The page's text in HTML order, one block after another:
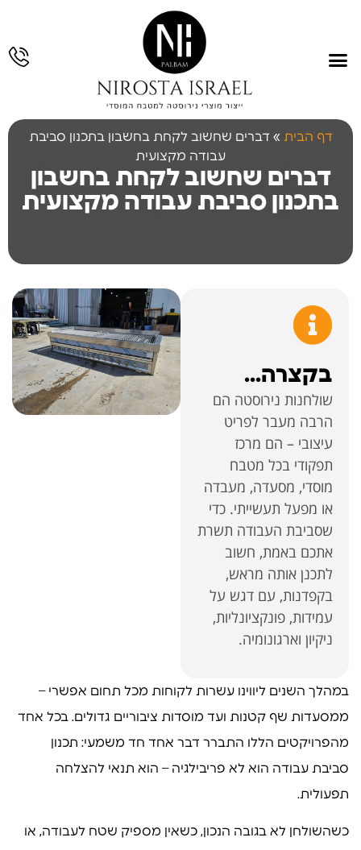
דף הבית » דברים שחשוב לקחת בחשבון בתכנון סביבת
עבודה מקצועית
דברים שחשוב לקחת בחשבון
בתכנון סביבת עבודה מקצועית
בקצרה...
שולחנות נירוסטה הם
הרבה מעבר לפריט
עיצובי – הם מרכז
תפקודי בכל מטבח
מוסדי, מסעדה, מעבדה
או מפעל תעשייתי. כדי
שסביבת העבודה תשרת
אתכם באמת, חשוב
לתכנן אותה מראש,
בקפדנות, עם דגש על
עמידות, פונקציונליות,
ניקיון וארגונומיה.
במהלך השנים ליווינו עשרות לקוחות מכל תחום אפשרי –
ממסעדות שף קטנות ועד מוסדות ציבוריים גדולים. בכל אחד
מהפרויקטים הללו התברר דבר אחד חד משמעי: תכנון
סביבת עבודה הוא לא פריבילגיה – הוא תנאי להצלחה
תפעולית.
כשהשולחן לא בגובה הנכון, כשאין מספיק שטח לעבודה, או